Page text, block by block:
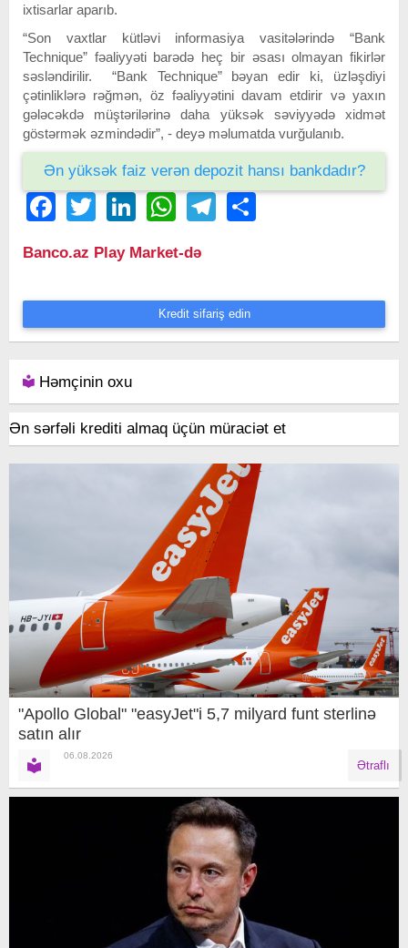
ixtisarlar aparıb.
“Son vaxtlar kütləvi informasiya vasitələrində “Bank
Technique” fəaliyyəti barədə heç bir əsası olmayan fikirlər
səsləndirilir. “Bank Technique” bəyan edir ki, üzləşdiyi
çətinliklərə rəğmən, öz fəaliyyətini davam etdirir və yaxın
gələcəkdə müştərilərinə daha yüksək səviyyədə xidmət
göstərmək əzmindədir”, - deyə məlumatda vurğulanıb.
Ən yüksək faiz verən depozit hansı bankdadır?
FacebookTwitter LinkedIn WhatsAppTelegram
Banco.az Play Market-də
Kredit sifariş edin
Həmçinin oxu
Ən sərfəli krediti almaq üçün müraciət et
"Apollo Global" "easyJet"i 5,7 milyard funt sterlinə
satın alır
06.08.2026
Ətraflı